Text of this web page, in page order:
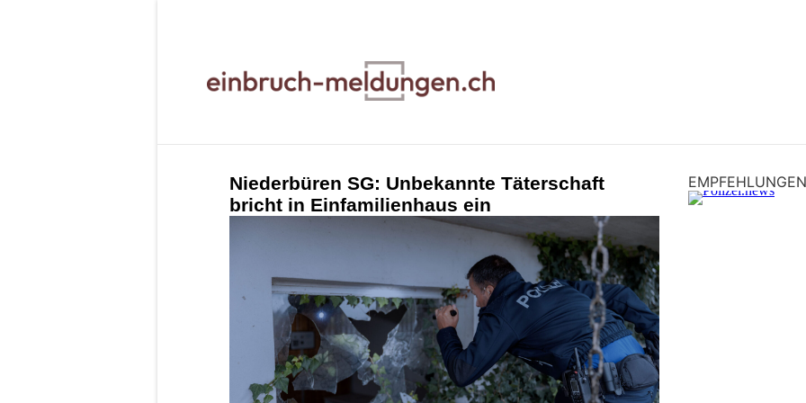
Niederbüren SG: Unbekannte Täterschaft
bricht in Einfamilienhaus ein
EMPFEHLUNGEN